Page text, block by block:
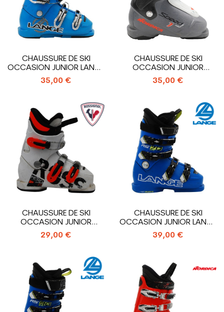
CHAUSSURE DE SKI
OCCASION JUNIOR LANGE
RSJ 60R_4...
35,00 €
CHAUSSURE DE SKI
OCCASION JUNIOR
NORDICA...
35,00 €
CHAUSSURE DE SKI
OCCASION JUNIOR
ROSSIGNOL HERO J3_3...
29,00 €
CHAUSSURE DE SKI
OCCASION JUNIOR LANGE
RS 70 SC_4...
39,00 €